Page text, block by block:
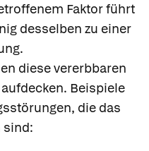
Faktor führt
desselben zu einer
diese vererbbaren
Beispiele
die das
sind: